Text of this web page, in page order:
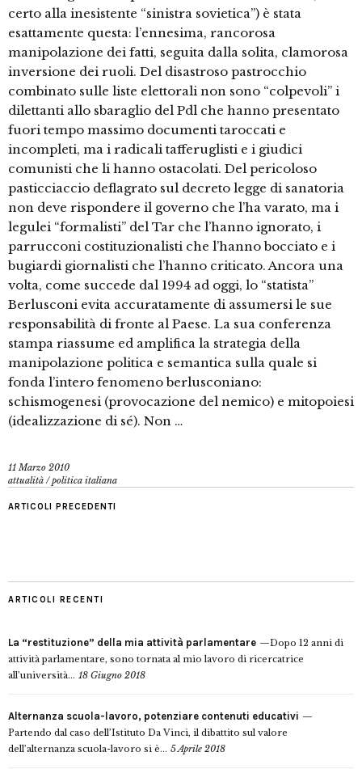
certo alla inesistente “sinistra sovietica”) è stata
esattamente questa: l’ennesima, rancorosa
manipolazione dei fatti, seguita dalla solita, clamorosa
inversione dei ruoli. Del disastroso pastrocchio
combinato sulle liste elettorali non sono “colpevoli” i
dilettanti allo sbaraglio del Pdl che hanno presentato
fuori tempo massimo documenti taroccati e
incompleti, ma i radicali tafferuglisti e i giudici
comunisti che li hanno ostacolati. Del pericoloso
pasticciaccio deflagrato sul decreto legge di sanatoria
non deve rispondere il governo che l’ha varato, ma i
legulei “formalisti” del Tar che l’hanno ignorato, i
parrucconi costituzionalisti che l’hanno bocciato e i
bugiardi giornalisti che l’hanno criticato. Ancora una
volta, come succede dal 1994 ad oggi, lo “statista”
Berlusconi evita accuratamente di assumersi le sue
responsabilità di fronte al Paese. La sua conferenza
stampa riassume ed amplifica la strategia della
manipolazione politica e semantica sulla quale si
fonda l’intero fenomeno berlusconiano:
schismogenesi (provocazione del nemico) e mitopoiesi
(idealizzazione di sé). Non …
11 Marzo 2010
attualità /politica italiana
ARTICOLI PRECEDENTI
ARTICOLI RECENTI
La “restituzione” della mia attività parlamentare
Dopo 12 anni di
attività parlamentare, sono tornata al mio lavoro di ricercatrice
all’università... 18 Giugno 2018
Alternanza scuola-lavoro, potenziare contenuti educativi
Partendo dal caso dell’Istituto Da Vinci, il dibattito sul valore
dell’alternanza scuola-lavoro si è... 5 Aprile 2018